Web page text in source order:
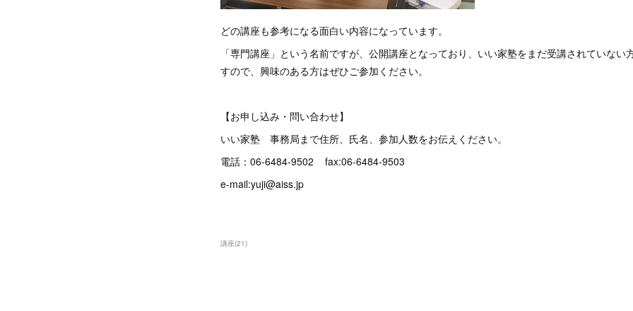
どの講座も参考になる面白い内容になっています。
「専門講座」という名前ですが、公開講座となっており、いい家塾をまだ受講されていない
すので、興味のある方はぜひご参加ください。
【お申し込み・問い合わせ】
いい家塾 事務局まで住所、氏名、参加人数をお伝えください。
電話：06-6484-9502 fax:06-6484-9503
e-mail:yuji@aiss.jp
講座(21)